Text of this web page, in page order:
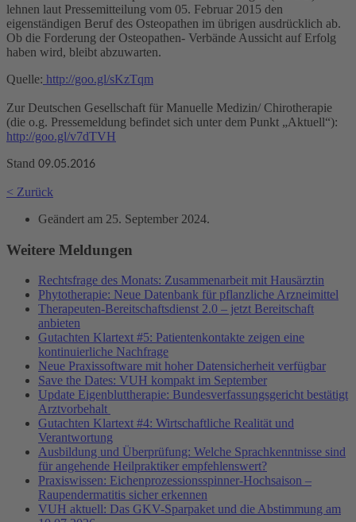
lehnen laut Pressemitteilung vom 05. Februar 2015 den
eigenständigen Beruf des Osteopathen im übrigen ausdrücklich ab.
Ob die Forderung der Osteopathen- Verbände Aussicht auf Erfolg
haben wird, bleibt abzuwarten.
Quelle: http://goo.gl/sKzTqm
Zur Deutschen Gesellschaft für Manuelle Medizin/ Chirotherapie
(die o.g. Pressemeldung befindet sich unter dem Punkt „Aktuell“):
http://goo.gl/v7dTVH
Stand 09.05.2016
< Zurück
Geändert am 25. September 2024.
Weitere Meldungen
Rechtsfrage des Monats: Zusammenarbeit mit Hausärztin
Phytotherapie: Neue Datenbank für pflanzliche Arzneimittel
Therapeuten-Bereitschaftsdienst 2.0 – jetzt Bereitschaft
anbieten
Gutachten Klartext #5: Patientenkontakte zeigen eine
kontinuierliche Nachfrage
Neue Praxissoftware mit hoher Datensicherheit verfügbar
Save the Dates: VUH kompakt im September
Update Eigenbluttherapie: Bundesverfassungsgericht bestätigt
Arztvorbehalt
Gutachten Klartext #4: Wirtschaftliche Realität und
Verantwortung
Ausbildung und Überprüfung: Welche Sprachkenntnisse sind
für angehende Heilpraktiker empfehlenswert?
Praxiswissen: Eichenprozessionsspinner-Hochsaison –
Raupendermatitis sicher erkennen
VUH aktuell: Das GKV-Sparpaket und die Abstimmung am